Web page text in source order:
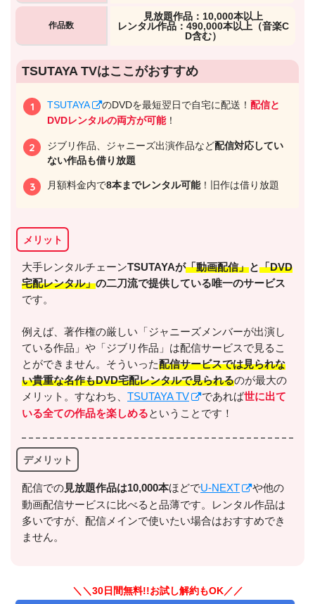
U-NEXTヘルプセンター
＼＼31日間無料!!お試し解約もOK／／
今すぐ無料でU-NEXTで見る
出典:U-NEXTヘルプセンター
作品数
⾒放題作品：10,000本以上
レンタル作品：490,000本以上（音楽C
D含む）
TSUTAYA TVはここがおすすめ
TSUTAYA のDVDを最短翌日で自宅に配送！配信と
DVDレンタルの両方が可能！
ジブリ作品、ジャニーズ出演作品など配信対応してい
ない作品も借り放題
月額料金内で8本までレンタル可能！旧作は借り放題
メリット
大手レンタルチェーンTSUTAYAが「動画配信」と「DVD
宅配レンタル」の二刀流で提供している唯一のサービス
です。
例えば、著作権の厳しい「ジャニーズメンバーが出演し
ている作品」や「ジブリ作品」は配信サービスで見るこ
とができません。そういった配信サービスでは見られな
い貴重な名作もDVD宅配レンタルで見られるのが最大の
メリット。すなわち、 TSUTAYA TV であれば世に出て
いる全ての作品を楽しめるということです！
デメリット
配信での⾒放題作品は10,000本ほどでU-NEXT
や他の
動画配信サービスに比べると品薄です。レンタル作品は
多いですが、配信メインで使いたい場合はおすすめでき
ません。
＼＼30日間無料!!お試し解約もOK／／